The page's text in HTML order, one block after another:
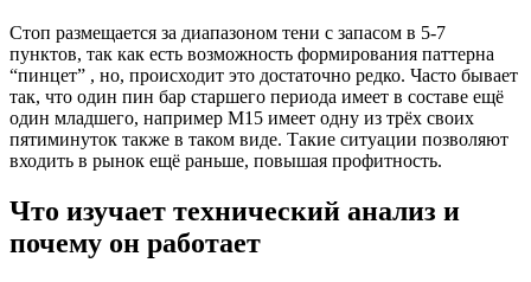
Стоп размещается за диапазоном тени с запасом в 5-7
пунктов, так как есть возможность формирования паттерна
“пинцет” , но, происходит это достаточно редко. Часто бывает
так, что один пин бар старшего периода имеет в составе ещё
один младшего, например М15 имеет одну из трёх своих
пятиминуток также в таком виде. Такие ситуации позволяют
входить в рынок ещё раньше, повышая профитность.
Что изучает технический анализ и
почему он работает